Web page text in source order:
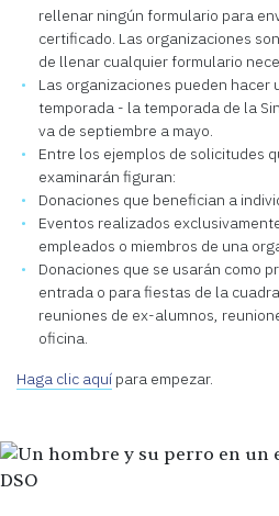
rellenar ningún formulario para
certificado. Las organizaciones
de llenar cualquier formulario
Las organizaciones pueden hacer
temporada - la temporada de la
va de septiembre a mayo.
Entre los ejemplos de solicitudes
examinarán figuran:
Donaciones que benefician a
Eventos realizados
empleados o miembros de una
Donaciones que se usarán como
entrada o para fiestas de la
reuniones de ex-alumnos,
oficina.
Haga clic aquí para empezar.